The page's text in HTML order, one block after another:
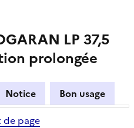
LP 37,5
prolongée
Notice
Bon usage
de page